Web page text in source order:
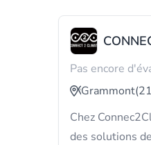
Pas encore
Grammont
Chez
des solutions